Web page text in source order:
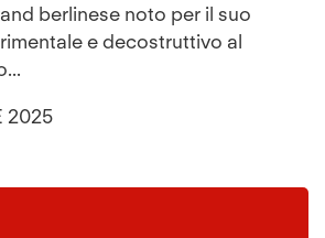
berlinese noto per il suo
e decostruttivo al
2025